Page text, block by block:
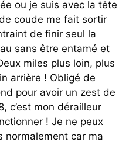
ou je suis avec la tête
coude me fait sortir
de finir seul la
sans être entamé et
miles plus loin, plus
arrière ! Obligé de
pour avoir un zest de
c’est mon dérailleur
! Je ne peux
normalement car ma